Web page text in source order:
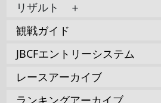
リザルト ＋
観戦ガイド
JBCFエントリーシステム
レースアーカイブ